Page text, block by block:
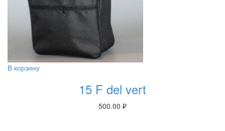
В корзину
15 F del vert
500.00 ₽